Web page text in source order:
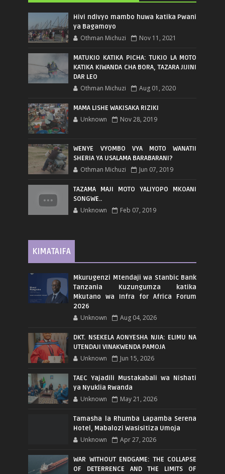
Hivi ndivyo mambo huwa katika Pwani
ya Bagamoyo
Othman Michuzi Nov 11, 2021
MATUKIO KATIKA PICHA: TUKIO LA MOTO
KATIKA KIWANDA CHA BORA, TAZARA JIJINI
DAR LEO
Othman Michuzi Aug 01, 2020
MAMA LISHE WAKISAKA RIZIKI
Unknown Nov 28, 2019
WENYE VYOMBO VYA MOTO WANATII
SHERIA YA USALAMA BARABARANI?
Othman Michuzi Jun 07, 2019
TAZAMA MAJI MOTO YALIYOPO MKOANI
SONGWE..
Unknown Feb 07, 2019
KIMATAIFA
Mkurugenzi Mtendaji wa Stanbic Bank
Tanzania Kuzungumza katika
Mkutano wa Infra for Africa Forum
2026
Unknown Aug 04, 2026
DKT. NSEKELA AONYESHA NJIA: ELIMU NA
UTENDAJI VINAKWENDA PAMOJA
Unknown Jun 15, 2026
TAEC Yajadili Mustakabali wa Nishati
ya Nyuklia Rwanda
Unknown May 21, 2026
Tamasha la Rhumba Lapamba Serena
Hotel, Mabalozi Wasisitiza Umoja
Unknown Apr 27, 2026
WAR WITHOUT ENDGAME: THE COLLAPSE
OF DETERRENCE AND THE LIMITS OF